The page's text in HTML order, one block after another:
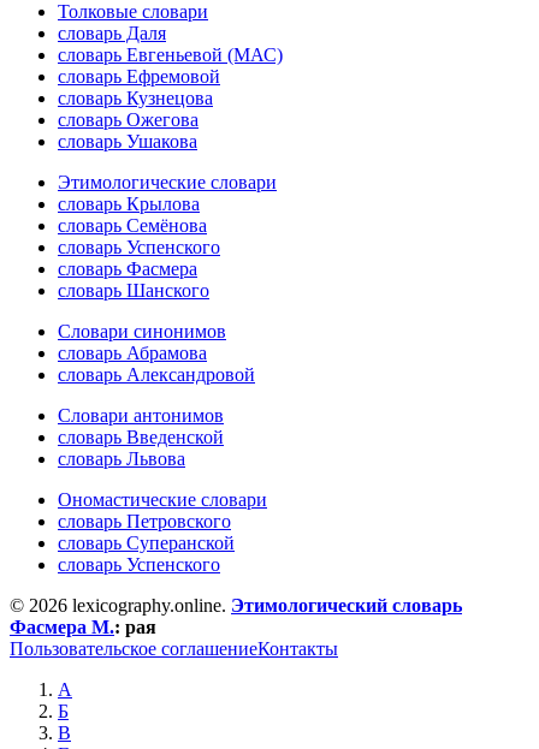
Толковые словари
словарь Даля
словарь Евгеньевой (МАС)
словарь Ефремовой
словарь Кузнецова
словарь Ожегова
словарь Ушакова
Этимологические словари
словарь Крылова
словарь Семёнова
словарь Успенского
словарь Фасмера
словарь Шанского
Словари синонимов
словарь Абрамова
словарь Александровой
Словари антонимов
словарь Введенской
словарь Львова
Ономастические словари
словарь Петровского
словарь Суперанской
словарь Успенского
© 2026 lexicography.online. Этимологический словарь
Фасмера М.: рая
Пользовательское соглашениеКонтакты
А
Б
В